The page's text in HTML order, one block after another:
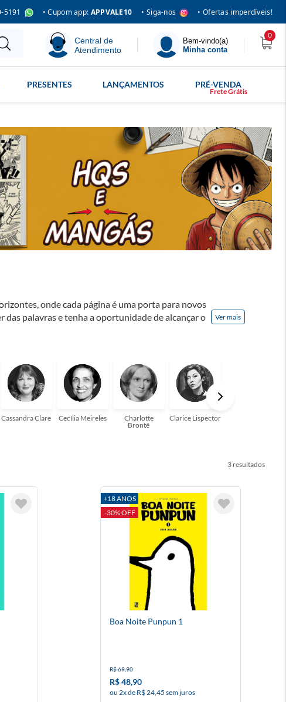
5191 • Cupom app: APPVALE10 • Siga-nos • Ofertas imperdíveis!
Central de
Atendimento
Bem-vindo(a)
Minha conta
0
PRESENTES LANÇAMENTOS PRÉ-VENDA
onde cada página é uma porta para novos
das palavras e tenha a oportunidade de alcançar o
para você!
Ver mais
Cassandra Clare Cecília Meireles
Charlotte
Brontë
Clarice Lispector
3
+18 ANOS
-30% OFF
Boa Noite Punpun 1
R$ 69,90
R$ 48,90
ou 2x de R$ 24,45 sem juros